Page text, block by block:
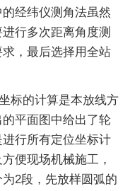
经纬仪测角法虽然
行多次距离角度测
，最后选择用全站
的计算是本放线方
平面图中给出了轮
行所有定位坐标计
便现场机械施工，
2段，先放样圆弧的